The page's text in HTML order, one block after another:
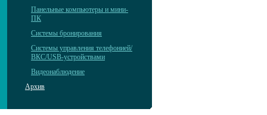
Панельные компьютеры и мини-
ПК
Системы бронирования
Системы управления телефонией/
ВКС/USB-устройствами
Видеонаблюдение
Архив